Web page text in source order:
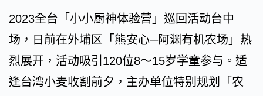
2023全台「小小厨神体验营」巡回活动台中
场，日前在外埔区「熊安心─阿渊有机农场」热
烈展开，活动吸引120位8～15岁学童参与。适
逢台湾小麦收割前夕，主办单位特别规划「农